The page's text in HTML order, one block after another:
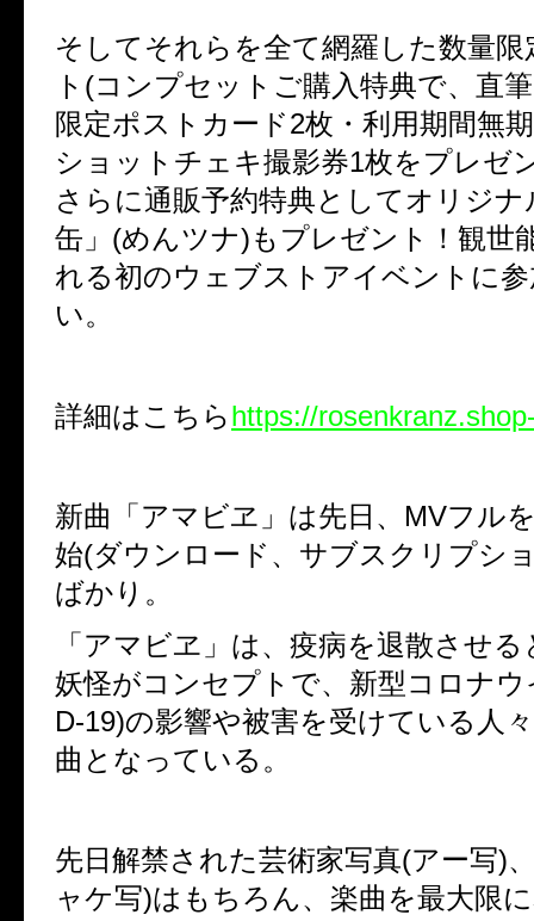
そしてそれらを全て網羅した数量
ト(コンプセットご購入特典で、直
限定ポストカード2枚・利用期間無
ショットチェキ撮影券1枚をプレゼ
さらに通販予約特典としてオリジ
缶」(めんツナ)もプレゼント！観世
れる初のウェブストアイベントに
い。
詳細はこちらhttps://
新曲「アマビヱ」は先日、MVフル
始(ダウンロード、サブスクリプシ
ばかり。
「アマビヱ」は、疫病を退散させ
妖怪がコンセプトで、新型コロナ
D-19)の影響や被害を受けている人
曲となっている。
先日解禁された芸術家写真(アー写)
ャケ写)はもちろん、楽曲を最大限